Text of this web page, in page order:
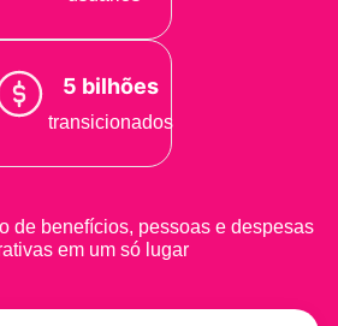
5 bilhões
transicionados
de benefícios, pessoas e despesas
em um só lugar